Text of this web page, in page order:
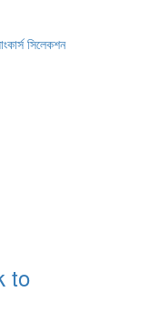
সিলেকশন
to